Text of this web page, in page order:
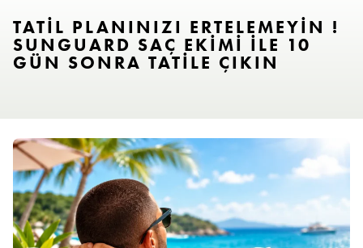
TATIL PLANINIZI ERTELEMEYIN !
SUNGUARD SAÇ EKIMI ILE 10
GÜN SONRA TATILE ÇIKIN